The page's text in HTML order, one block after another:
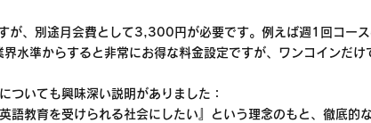
が、別途月会費として3,300円が必要です。例えば週1回コー
準からすると非常にお得な料金設定ですが、ワンコインだけ
ついても興味深い説明がありました：
語教育を受けられる社会にしたい』という理念のもと、徹底的